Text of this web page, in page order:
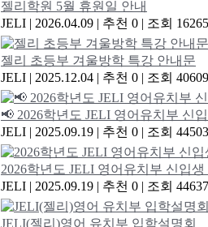
젤리학원 5월 휴원일 안내
JELI | 2026.04.09 | 추천 0 | 조회 16265
젤리 초등부 겨울방학 특강 안내문
JELI | 2025.12.04 | 추천 0 | 조회 40609
📢 2026학년도 JELI 영어유치부 신
JELI | 2025.09.19 | 추천 0 | 조회 44503
2026학년도 JELI 영어유치부 신입
JELI | 2025.09.19 | 추천 0 | 조회 44637
JELI(젤리)영어 유치부 입학설명회